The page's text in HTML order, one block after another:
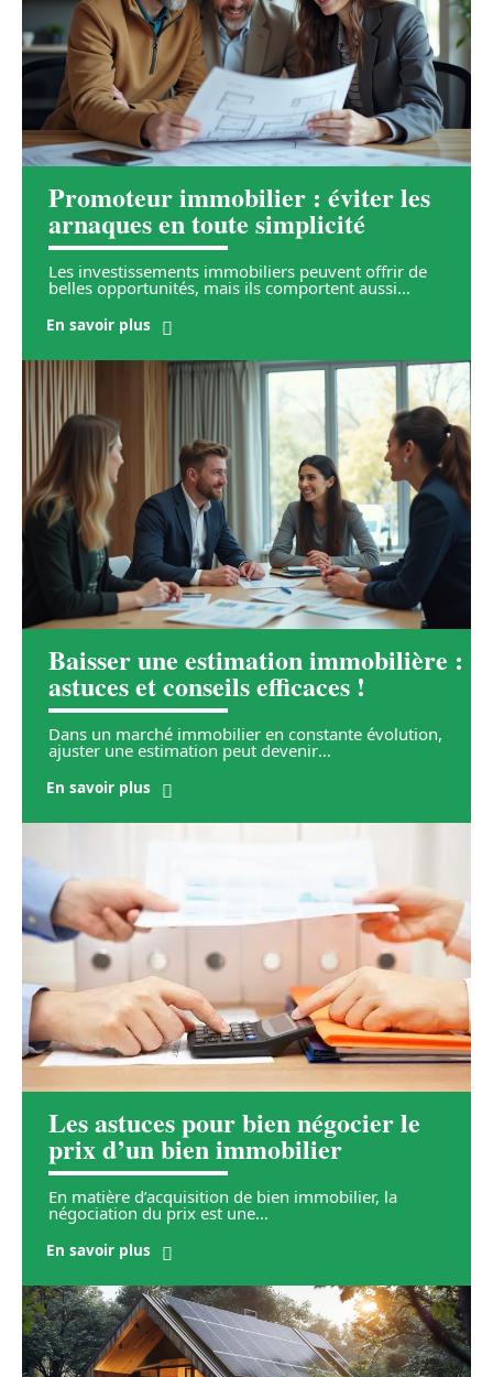
Promoteur immobilier : éviter les
arnaques en toute simplicité
Les investissements immobiliers peuvent offrir de
belles opportunités, mais ils comportent aussi…
En savoir plus
Baisser une estimation immobilière :
astuces et conseils efficaces !
Dans un marché immobilier en constante évolution,
ajuster une estimation peut devenir…
En savoir plus
Les astuces pour bien négocier le
prix d’un bien immobilier
En matière d’acquisition de bien immobilier, la
négociation du prix est une…
En savoir plus